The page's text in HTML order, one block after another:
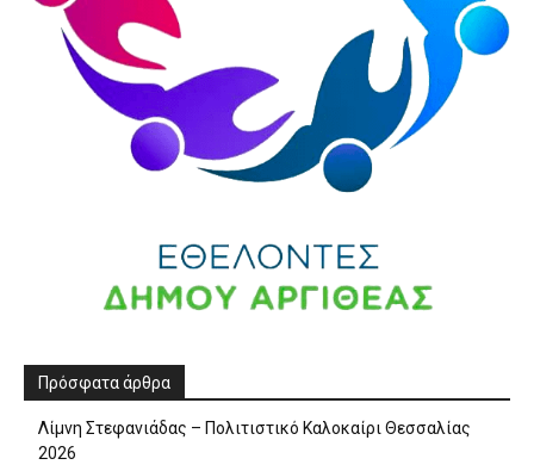
Πρόσφατα άρθρα
Λίμνη Στεφανιάδας – Πολιτιστικό Καλοκαίρι Θεσσαλίας
2026